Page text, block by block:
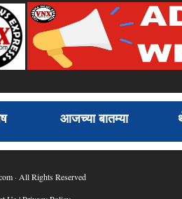
आजच्या बातम्या
· All Rights Reserved